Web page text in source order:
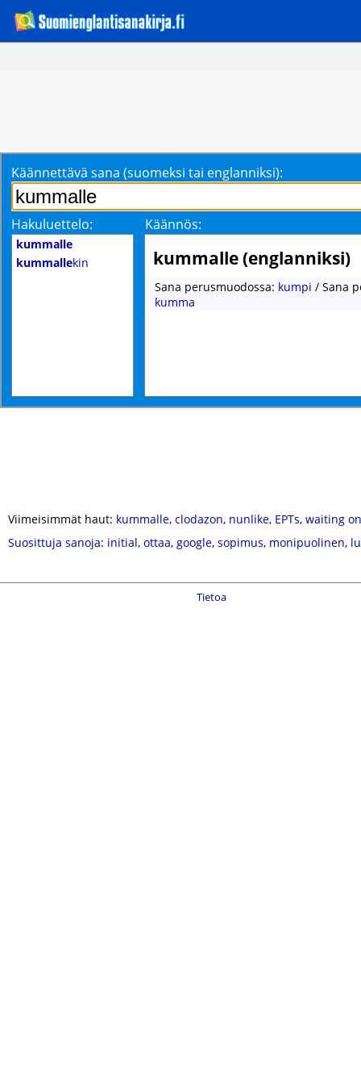
Käännettävä sana (suomeksi tai englanniksi):
Hakuluettelo: Käännös:
kummalle
kummallekin kummalle (englanniksi)
Sana perusmuodossa: kumpi / Sana
kumma
Viimeisimmät haut: kummalle, clodazon, nunlike, EPTs, waiting on
Suosittuja sanoja: initial, ottaa, google, sopimus, monipuolinen,
Tietoa